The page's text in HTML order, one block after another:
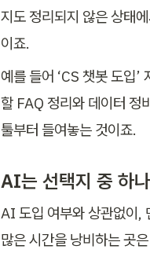
지도 정리되지 않은 상태
이죠.
예를 들어 ‘CS 챗봇 도입
할 FAQ 정리와 데이터 정
툴부터 들여놓는 것이죠.
AI는 선택지 중 하
AI 도입 여부와 상관없이,
많은 시간을 낭비하는 곳